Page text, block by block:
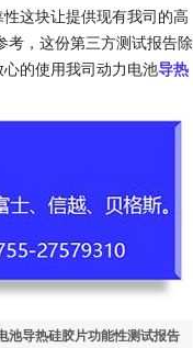
这块让提供现有我司的高
考，这份第三方测试报告除
的使用我司动力电池导热
池导热硅胶片功能性测试报告